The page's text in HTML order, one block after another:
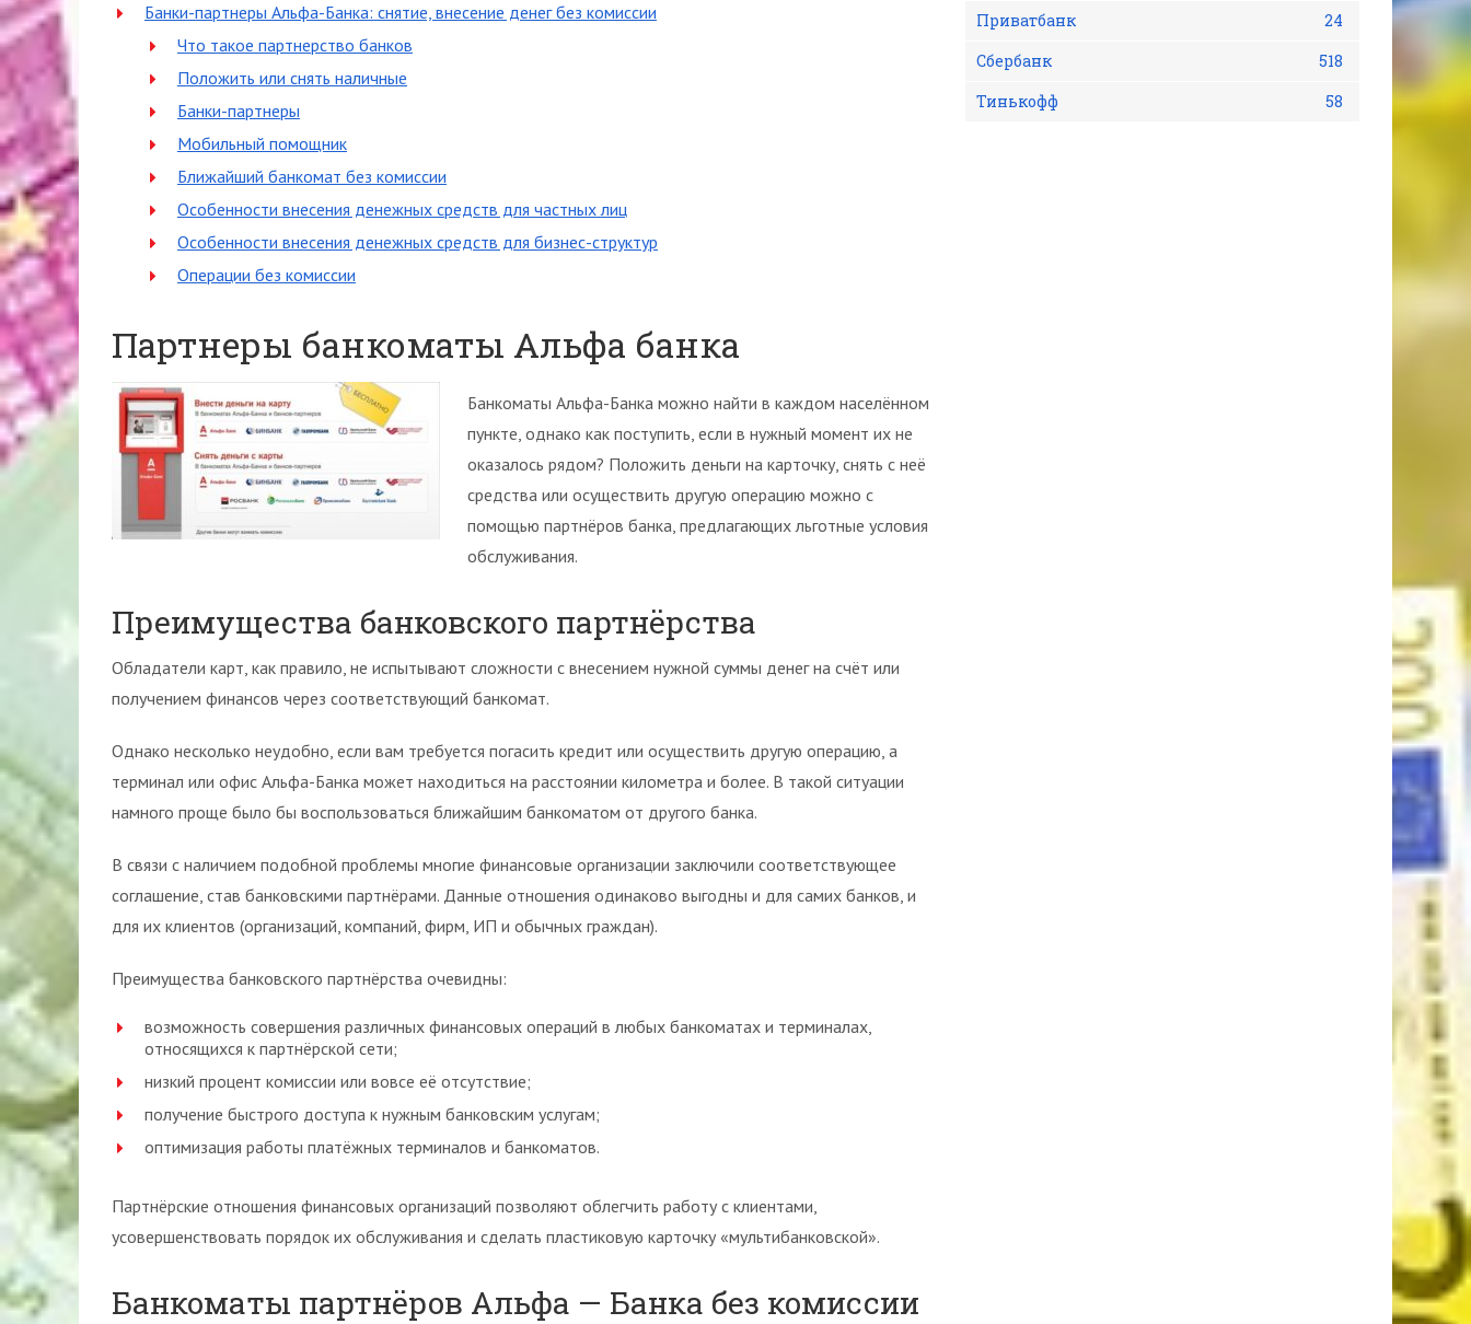
Банки-партнеры Альфа-Банка: снятие, внесение денег без комиссии
Что такое партнерство банков
Положить или снять наличные
Банки-партнеры
Мобильный помощник
Ближайший банкомат без комиссии
Особенности внесения денежных средств для частных лиц
Особенности внесения денежных средств для бизнес-структур
Операции без комиссии
Партнеры банкоматы Альфа банка
Банкоматы Альфа-Банка можно найти в каждом населённом
пункте, однако как поступить, если в нужный момент их не
оказалось рядом? Положить деньги на карточку, снять с неё
средства или осуществить другую операцию можно с
помощью партнёров банка, предлагающих льготные условия
обслуживания.
Преимущества банковского партнёрства
Обладатели карт, как правило, не испытывают сложности с внесением нужной суммы денег на счёт или
получением финансов через соответствующий банкомат.
Однако несколько неудобно, если вам требуется погасить кредит или осуществить другую операцию, а
терминал или офис Альфа-Банка может находиться на расстоянии километра и более. В такой ситуации
намного проще было бы воспользоваться ближайшим банкоматом от другого банка.
В связи с наличием подобной проблемы многие финансовые организации заключили соответствующее
соглашение, став банковскими партнёрами. Данные отношения одинаково выгодны и для самих банков, и
для их клиентов (организаций, компаний, фирм, ИП и обычных граждан).
Преимущества банковского партнёрства очевидны:
возможность совершения различных финансовых операций в любых банкоматах и терминалах,
относящихся к партнёрской сети;
низкий процент комиссии или вовсе её отсутствие;
получение быстрого доступа к нужным банковским услугам;
оптимизация работы платёжных терминалов и банкоматов.
Партнёрские отношения финансовых организаций позволяют облегчить работу с клиентами,
усовершенствовать порядок их обслуживания и сделать пластиковую карточку «мультибанковской».
Банкоматы партнёров Альфа — Банка без комиссии
Приватбанк
24
Сбербанк
518
Тинькофф
58